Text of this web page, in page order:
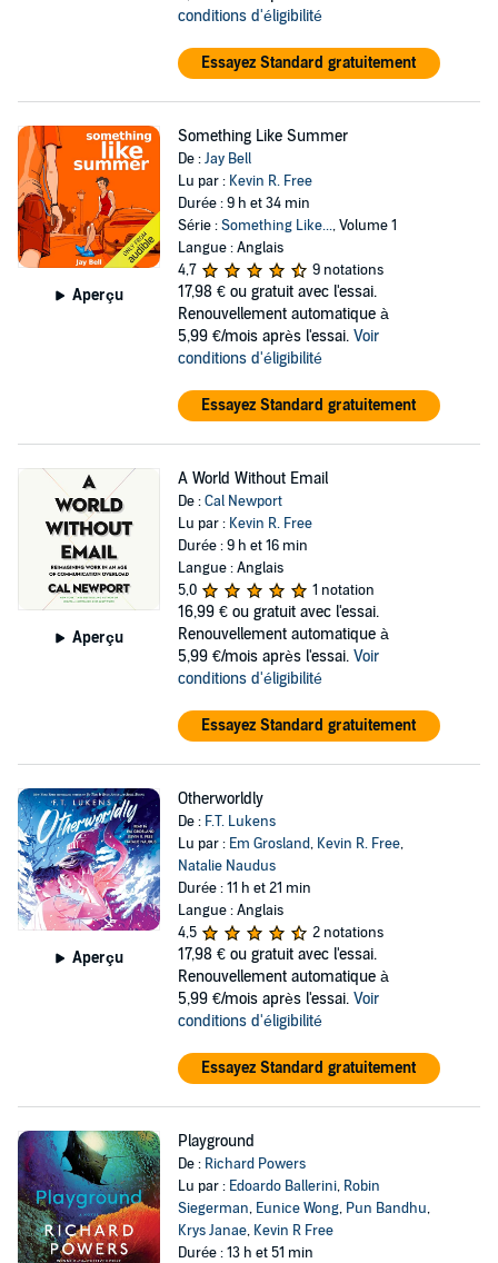
conditions d'éligibilité
Essayez Standard gratuitement
Aperçu
Something Like Summer
De :Jay Bell
Lu par : Kevin R. Free
Durée : 9 h et 34 min
Série :Something Like..., Volume 1
Langue : Anglais
4,7
9 notations
17,98 € ou gratuit avec l'essai.
Renouvellement automatique à
5,99 €/mois après l'essai. Voir
conditions d'éligibilité
Essayez Standard gratuitement
Aperçu
A World Without Email
De :Cal Newport
Lu par : Kevin R. Free
Durée : 9 h et 16 min
Langue : Anglais
5,0
1 notation
16,99 € ou gratuit avec l'essai.
Renouvellement automatique à
5,99 €/mois après l'essai. Voir
conditions d'éligibilité
Essayez Standard gratuitement
Aperçu
Otherworldly
De : F.T. Lukens
Lu par : Em Grosland, Kevin R. Free,
Natalie Naudus
Durée : 11 h et 21 min
Langue : Anglais
4,5
2 notations
17,98 € ou gratuit avec l'essai.
Renouvellement automatique à
5,99 €/mois après l'essai. Voir
conditions d'éligibilité
Essayez Standard gratuitement
Playground
De : Richard Powers
Lu par : Edoardo Ballerini, Robin
Siegerman, Eunice Wong, Pun Bandhu,
Krys Janae, Kevin R Free
Durée : 13 h et 51 min